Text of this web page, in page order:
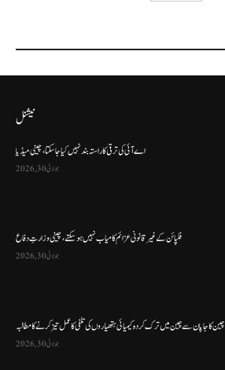
نیشنل
اے آئی کی ترقی کا راستہ بند نہیں کیا جا سکتا، چینی میڈیا
جولائی 30, 2026
فلپائن کے غیر قانونی عزائم کامیاب نہیں ہو سکتے ، چینی وزارتِ دفاع
جولائی 30, 2026
چین کا جاپان سے چین میں ترک کردہ کیمیائی ہتھیاروں کی تلفی کا عمل تیز کرنے کا مطالبہ
جولائی 30, 2026